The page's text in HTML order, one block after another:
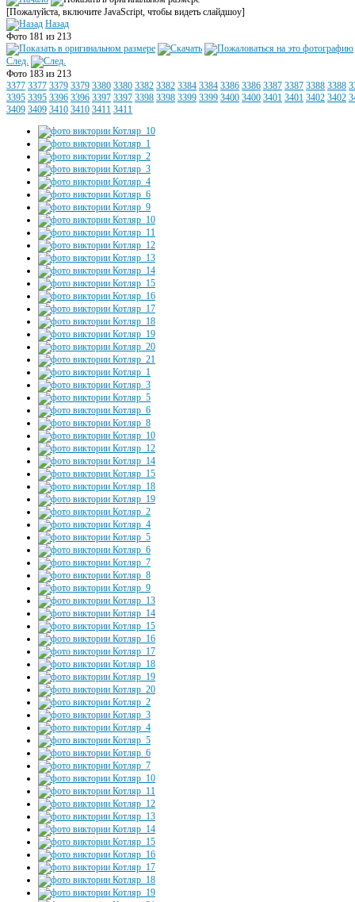
[Пожалуйста, включите JavaScript, чтобы видеть слайдшоу]
Назад
Фото 181 из 213
След.
Фото 183 из 213
3377 3377 3379 3379 3380 3380 3382 3382 3384 3384 3386 3386 3387 3387 3388 3388
3395 3395 3396 3396 3397 3397 3398 3398 3399 3399 3400 3400 3401 3401 3402 3402
3409 3409 3410 3410 3411 3411